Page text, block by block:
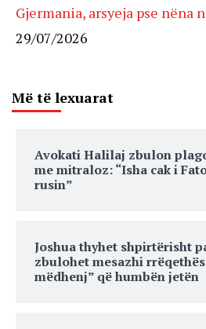
Gjermania, arsyeja pse nëna
29/07/2026
Më të lexuarat
Avokati Halilaj zbulon
me mitraloz: “Isha cak i
rusin”
Joshua thyhet shpirtërisht
zbulohet mesazhi
mëdhenj” që humbën jetën